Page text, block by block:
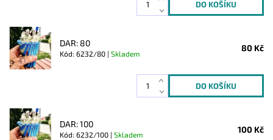
DAR: 80
Kód: 6232/80 | Skladem
80 Kč
DAR: 100
Kód: 6232/100 | Skladem
100 Kč